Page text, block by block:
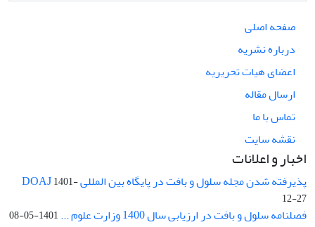
صفحه اصلی
درباره نشریه
اعضای هیات تحریریه
ارسال مقاله
تماس با ما
نقشه سایت
اخبار و اعلانات
پذیرفته شدن مجله سلول و بافت در پایگاه بین المللی DOAJ1401-
12-27
فصلنامه سلول و بافت در ارزیابی سال 1400 وزارت علوم ... 1401-05-08